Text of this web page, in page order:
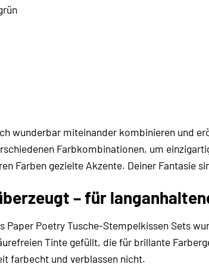
wunderbar miteinander kombinieren und
Farbkombinationen, um
Farben gezielte Akzente. Deiner Fantasie
– für
Paper Poetry Tusche-Stempelkissen Sets
Tinte gefüllt, die für brillante
farbecht und verblassen nicht.